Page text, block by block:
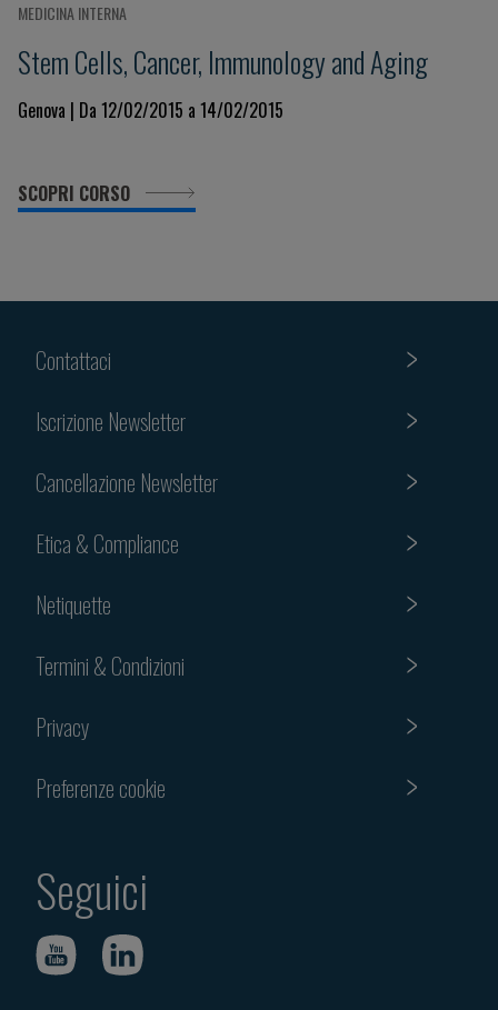
MEDICINA INTERNA
Stem Cells, Cancer, Immunology and Aging
Genova | Da 12/02/2015 a 14/02/2015
SCOPRI CORSO
Contattaci
Iscrizione Newsletter
Cancellazione Newsletter
Etica & Compliance
Netiquette
Termini & Condizioni
Privacy
Preferenze cookie
Seguici